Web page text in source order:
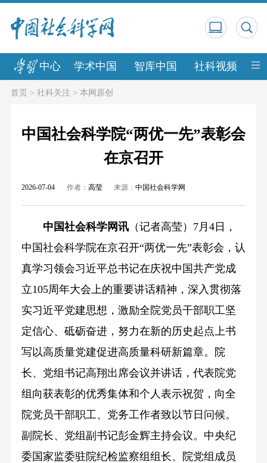
中心 学术中国 智库中国 社科视频 中
首页> 社科关注 > 本网原创
中国社会科学院“两优一先”表彰会
在京召开
2026-07-04 作者： 高莹 来源：中国社会科学网
中国社会科学网讯（记者高莹）7月4日，
中国社会科学院在京召开“两优一先”表彰会，认
真学习领会习近平总书记在庆祝中国共产党成
立105周年大会上的重要讲话精神，深入贯彻落
实习近平党建思想，激励全院党员干部职工坚
定信心、砥砺奋进，努力在新的历史起点上书
写以高质量党建促进高质量科研新篇章。院
长、党组书记高翔出席会议并讲话，代表院党
组向获表彰的优秀集体和个人表示祝贺，向全
院党员干部职工、党务工作者致以节日问候。
副院长、党组副书记彭金辉主持会议。中央纪
委国家监委驻院纪检监察组组长、院党组成员